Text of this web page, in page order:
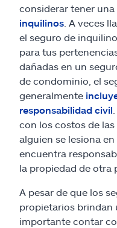
considerar tener una
inquilinos . A veces
el seguro de
para tus
dañadas en un
de condominio, el
generalmente
responsabilidad civil
con los costos de
alguien se lesiona
encuentra
la propiedad de otra
A pesar de que los
propietarios brindan
importante contar